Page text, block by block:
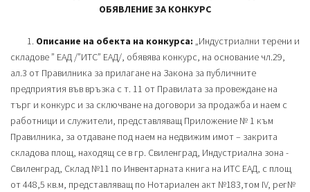
ОБЯВЛЕНИЕ ЗА КОНКУРС
1. Описание на обекта на конкурса: „Индустриални терени и
складове ” ЕАД /”ИТС” ЕАД/, обявява конкурс, на основание чл.29,
ал.3 от Правилника за прилагане на Закона за публичните
предприятия във връзка с т. 11 от Правилата за провеждане на
търг и конкурс и за сключване на договори за продажба и наем с
работници и служители, представляващ Приложение № 1 към
Правилника, за отдаване под наем на недвижим имот – закрита
складова площ, находящ се в гр. Свиленград, Индустриална зона -
Свиленград, Склад №11 по Инвентарната книга на ИТС ЕАД, с площ
от 448,5 кв.м, представляващ по Нотариален акт №183,том IV, рег№